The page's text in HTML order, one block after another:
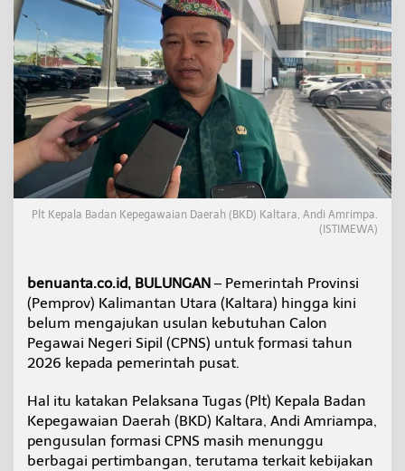
s
i
h
H
t
g
K
e
b
u
t
n
,
s
u
l
n
C
P
N
S
Plt Kepala Badan Kepegawaian Daerah (BKD) Kaltara, Andi Amrimpa.
(ISTIMEWA)
benuanta.co.id, BULUNGAN – Pemerintah Provinsi
(Pemprov) Kalimantan Utara (Kaltara) hingga kini
belum mengajukan usulan kebutuhan Calon
Pegawai Negeri Sipil (CPNS) untuk formasi tahun
2026 kepada pemerintah pusat.
Hal itu katakan Pelaksana Tugas (Plt) Kepala Badan
Kepegawaian Daerah (BKD) Kaltara, Andi Amriampa,
pengusulan formasi CPNS masih menunggu
berbagai pertimbangan, terutama terkait kebijakan